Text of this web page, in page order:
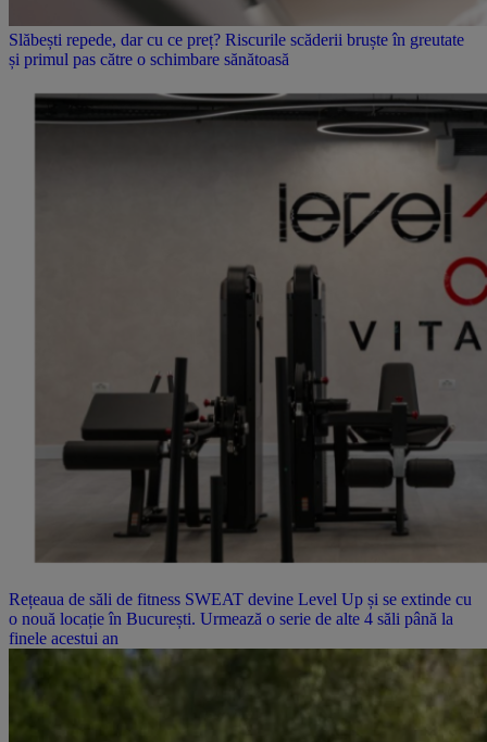
Slăbești repede, dar cu ce preț? Riscurile scăderii bruște în greutate
și primul pas către o schimbare sănătoasă
Rețeaua de săli de fitness SWEAT devine Level Up și se extinde cu
o nouă locație în București. Urmează o serie de alte 4 săli până la
finele acestui an